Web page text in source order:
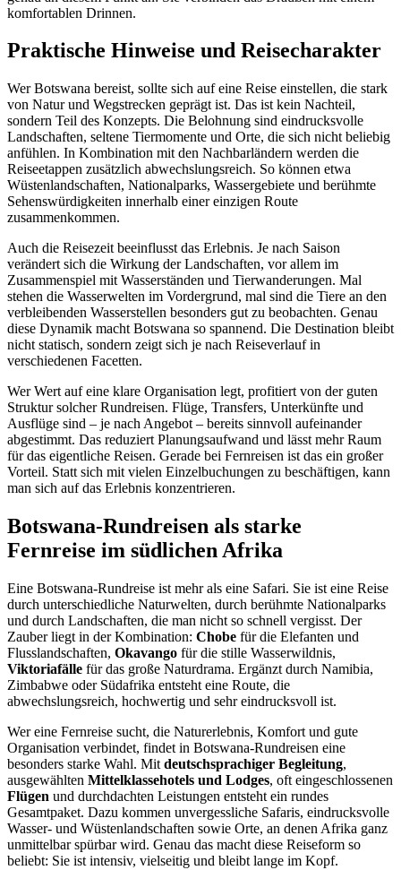
komfortablen Drinnen.
Praktische Hinweise und Reisecharakter
Wer Botswana bereist, sollte sich auf eine Reise einstellen, die stark
von Natur und Wegstrecken geprägt ist. Das ist kein Nachteil,
sondern Teil des Konzepts. Die Belohnung sind eindrucksvolle
Landschaften, seltene Tiermomente und Orte, die sich nicht beliebig
anfühlen. In Kombination mit den Nachbarländern werden die
Reiseetappen zusätzlich abwechslungsreich. So können etwa
Wüstenlandschaften, Nationalparks, Wassergebiete und berühmte
Sehenswürdigkeiten innerhalb einer einzigen Route
zusammenkommen.
Auch die Reisezeit beeinflusst das Erlebnis. Je nach Saison
verändert sich die Wirkung der Landschaften, vor allem im
Zusammenspiel mit Wasserständen und Tierwanderungen. Mal
stehen die Wasserwelten im Vordergrund, mal sind die Tiere an den
verbleibenden Wasserstellen besonders gut zu beobachten. Genau
diese Dynamik macht Botswana so spannend. Die Destination bleibt
nicht statisch, sondern zeigt sich je nach Reiseverlauf in
verschiedenen Facetten.
Wer Wert auf eine klare Organisation legt, profitiert von der guten
Struktur solcher Rundreisen. Flüge, Transfers, Unterkünfte und
Ausflüge sind – je nach Angebot – bereits sinnvoll aufeinander
abgestimmt. Das reduziert Planungsaufwand und lässt mehr Raum
für das eigentliche Reisen. Gerade bei Fernreisen ist das ein großer
Vorteil. Statt sich mit vielen Einzelbuchungen zu beschäftigen, kann
man sich auf das Erlebnis konzentrieren.
Botswana-Rundreisen als starke
Fernreise im südlichen Afrika
Eine Botswana-Rundreise ist mehr als eine Safari. Sie ist eine Reise
durch unterschiedliche Naturwelten, durch berühmte Nationalparks
und durch Landschaften, die man nicht so schnell vergisst. Der
Zauber liegt in der Kombination: Chobe für die Elefanten und
Flusslandschaften, Okavango für die stille Wasserwildnis,
Viktoriafälle für das große Naturdrama. Ergänzt durch Namibia,
Zimbabwe oder Südafrika entsteht eine Route, die
abwechslungsreich, hochwertig und sehr eindrucksvoll ist.
Wer eine Fernreise sucht, die Naturerlebnis, Komfort und gute
Organisation verbindet, findet in Botswana-Rundreisen eine
besonders starke Wahl. Mit deutschsprachiger Begleitung,
ausgewählten Mittelklassehotels und Lodges, oft eingeschlossenen
Flügen und durchdachten Leistungen entsteht ein rundes
Gesamtpaket. Dazu kommen unvergessliche Safaris, eindrucksvolle
Wasser- und Wüstenlandschaften sowie Orte, an denen Afrika ganz
unmittelbar spürbar wird. Genau das macht diese Reiseform so
beliebt: Sie ist intensiv, vielseitig und bleibt lange im Kopf.